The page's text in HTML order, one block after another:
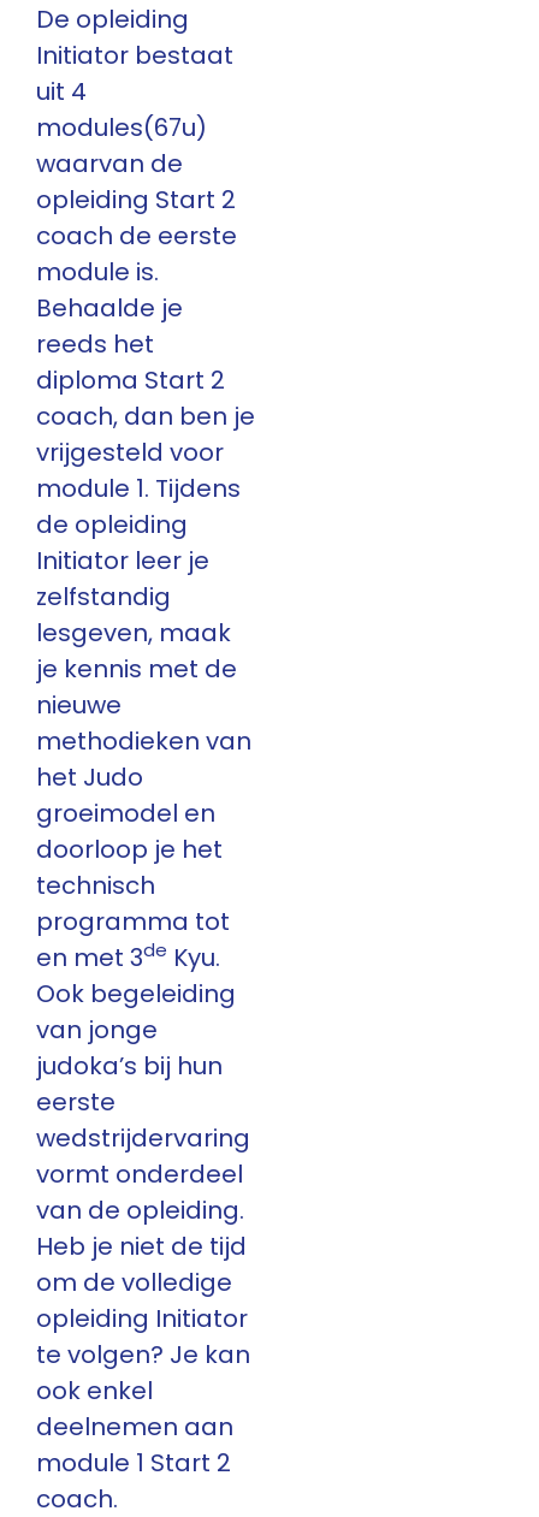
De opleiding
Initiator bestaat
uit 4
modules(67u)
waarvan de
opleiding Start 2
coach de eerste
module is.
Behaalde je
reeds het
diploma Start 2
coach, dan ben je
vrijgesteld voor
module 1. Tijdens
de opleiding
Initiator leer je
zelfstandig
lesgeven, maak
je kennis met de
nieuwe
methodieken van
het Judo
groeimodel en
doorloop je het
technisch
programma tot
en met 3de Kyu.
Ook begeleiding
van jonge
judoka’s bij hun
eerste
wedstrijdervaring
vormt onderdeel
van de opleiding.
Heb je niet de tijd
om de volledige
opleiding Initiator
te volgen? Je kan
ook enkel
deelnemen aan
module 1 Start 2
coach.